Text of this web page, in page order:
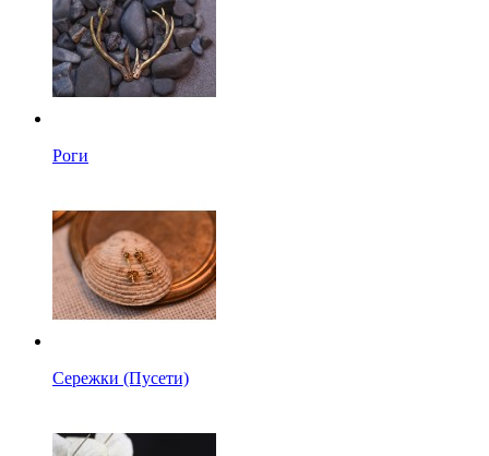
Роги
Сережки (Пусети)